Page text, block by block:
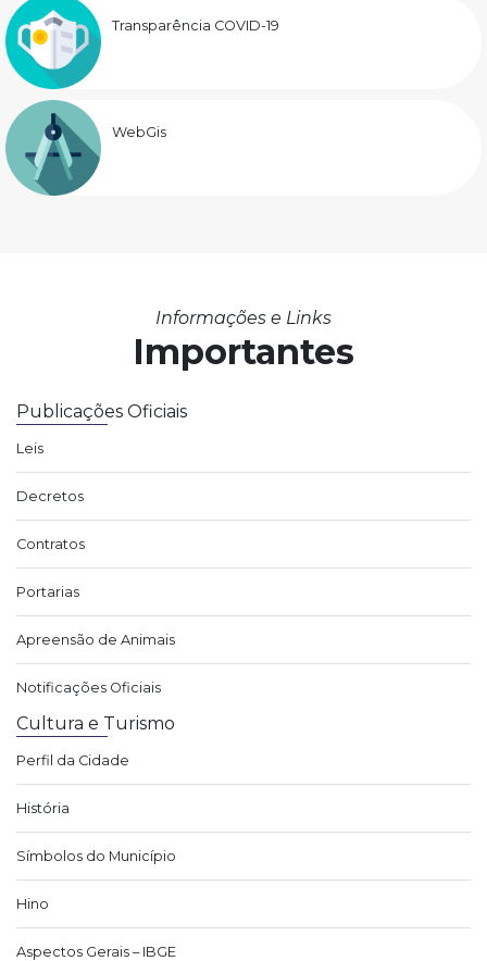
Transparência COVID-19
WebGis
Informações e Links
Importantes
Publicações Oficiais
Leis
Decretos
Contratos
Portarias
Apreensão de Animais
Notificações Oficiais
Cultura e Turismo
Perfil da Cidade
História
Símbolos do Município
Hino
Aspectos Gerais – IBGE